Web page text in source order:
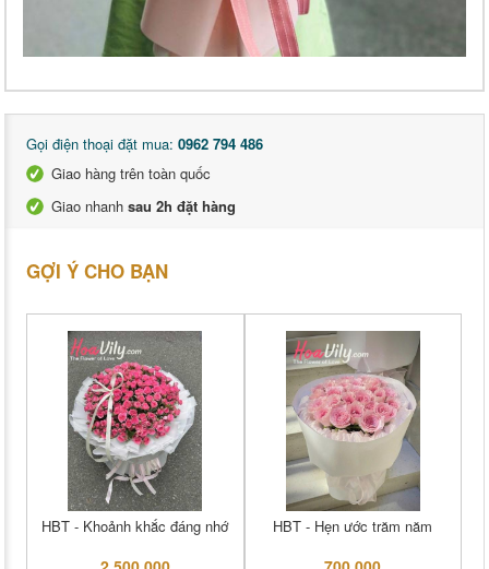
Gọi điện thoại đặt mua: 0962 794 486
Giao hàng trên toàn quốc
Giao nhanh sau 2h đặt hàng
GỢI Ý CHO BẠN
HBT - Khoảnh khắc đáng nhớ HBT - Hẹn ước trăm năm